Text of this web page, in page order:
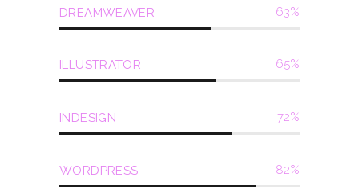
DREAMWEAVER 63
ILLUSTRATOR 65
INDESIGN 72
WORDPRESS 82